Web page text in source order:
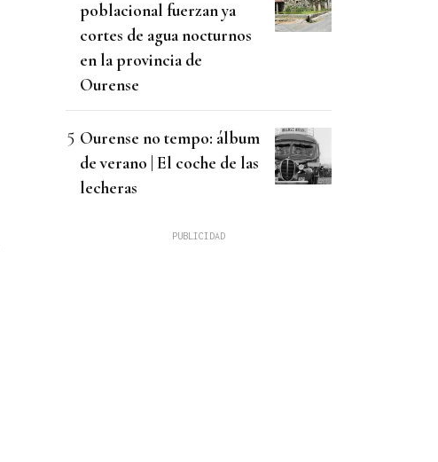
poblacional fuerzan ya
cortes de agua nocturnos
en la provincia de
Ourense
Ourense no tempo: álbum
de verano | El coche de las
lecheras